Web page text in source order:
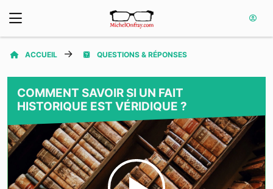
ACCUEIL QUESTIONS & RÉPONSES
COMMENT SAVOIR SI UN FAIT
HISTORIQUE EST VÉRIDIQUE ?